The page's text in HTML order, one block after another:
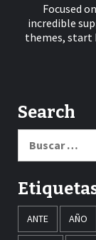
Focused
incredible
themes, start
Search
ANTE AÑO